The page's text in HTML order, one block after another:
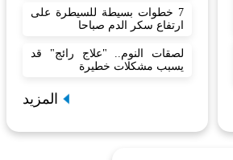
7 خطوات بسيطة للسيطرة على
ارتفاع سكر الدم صباحا
لصقات النوم.. "علاج رائج" قد
يسبب مشكلات خطيرة
المزيد